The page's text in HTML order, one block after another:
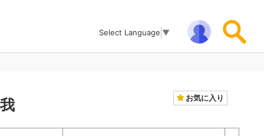
Select Language ▼
お気に入り